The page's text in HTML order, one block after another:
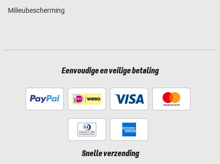
Milieubescherming
Eenvoudige en veilige betaling
Snelle verzending